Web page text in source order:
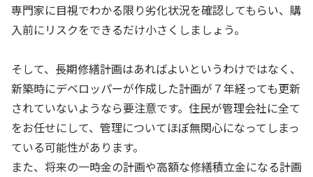
専門家に目視でわかる限り劣化状況を確認してもらい、購
入前にリスクをできるだけ小さくしましょう。
そして、長期修繕計画はあればよいというわけではなく、
新築時にデベロッパーが作成した計画が７年経っても更新
されていないようなら要注意です。住民が管理会社に全て
をお任せにして、管理についてほぼ無関心になってしまっ
ている可能性があります。
また、将来の一時金の計画や高額な修繕積立金になる計画